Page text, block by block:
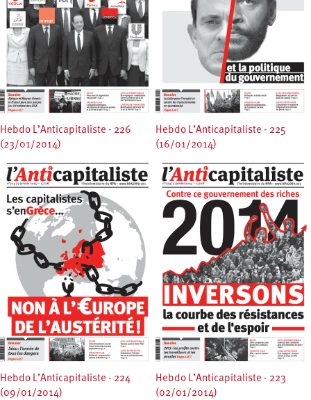
Hebdo L’Anticapitaliste - 226
(23/01/2014)
Hebdo L’Anticapitaliste - 225
(16/01/2014)
Hebdo L’Anticapitaliste - 224
(09/01/2014)
Hebdo L’Anticapitaliste - 223
(02/01/2014)